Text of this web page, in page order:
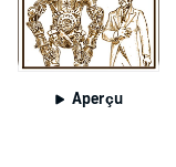
Aperçu